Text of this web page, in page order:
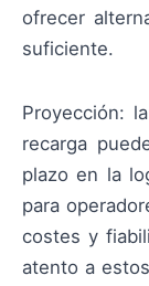
ofrecer
suficiente.
Proyección:
recarga
plazo en la
para
costes y
atento a